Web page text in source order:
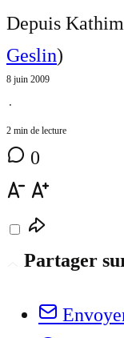
Depuis
Geslin)
8 juin 2009
⋅
2 min de lecture
0
Partager